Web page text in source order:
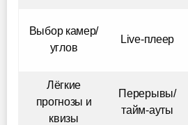
Выбор камер/
углов
Live-плеер
Лёгкие
прогнозы и
квизы
Перерывы/
тайм-ауты